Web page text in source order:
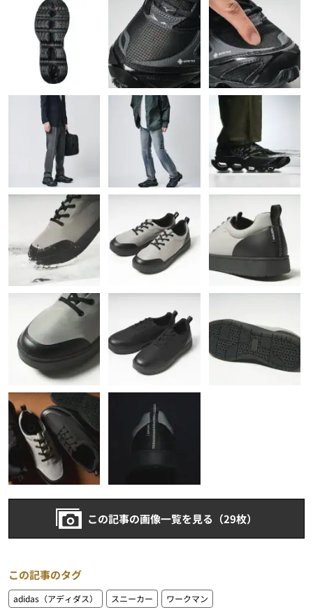
この記事の画像一覧を見る（29枚）
この記事のタグ
adidas（アディダス） スニーカー ワークマン